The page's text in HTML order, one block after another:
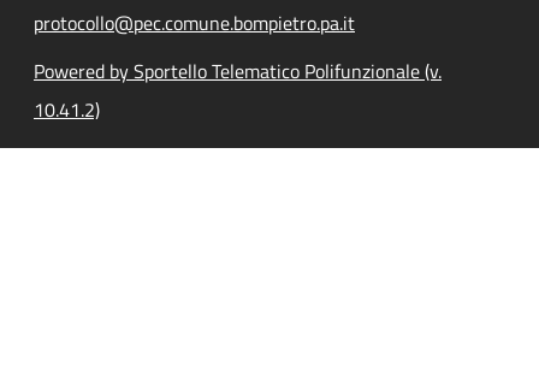
protocollo@pec.comune.bompietro.pa.it
Powered by Sportello Telematico Polifunzionale (v.
10.41.2)